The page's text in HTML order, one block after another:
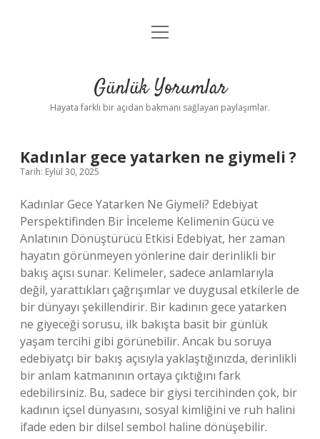
Anasayfa
Yasal Uyarı
menüyü
Günlük Yorumlar
Hayata farklı bir açıdan bakmanı sağlayan paylaşımlar.
Günlük
Yorumlar
Yazılar
Kadınlar gece yatarken ne giymeli ?
Tarih: Eylül 30, 2025
Kadınlar Gece Yatarken Ne Giymeli? Edebiyat
Perspektifinden Bir İnceleme Kelimenin Gücü ve
Anlatının Dönüştürücü Etkisi Edebiyat, her zaman
hayatın görünmeyen yönlerine dair derinlikli bir
bakış açısı sunar. Kelimeler, sadece anlamlarıyla
değil, yarattıkları çağrışımlar ve duygusal etkilerle de
bir dünyayı şekillendirir. Bir kadının gece yatarken
ne giyeceği sorusu, ilk bakışta basit bir günlük
yaşam tercihi gibi görünebilir. Ancak bu soruya
edebiyatçı bir bakış açısıyla yaklaştığınızda, derinlikli
bir anlam katmanının ortaya çıktığını fark
edebilirsiniz. Bu, sadece bir giysi tercihinden çok, bir
kadının içsel dünyasını, sosyal kimliğini ve ruh halini
ifade eden bir dilsel sembol haline dönüşebilir.